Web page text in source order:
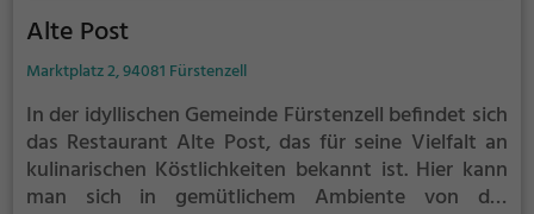
Alte Post
Marktplatz 2, 94081 Fürstenzell
In der idyllischen Gemeinde Fürstenzell befindet sich
das Restaurant Alte Post, das für seine Vielfalt an
kulinarischen Köstlichkeiten bekannt ist. Hier kann
man sich in gemütlichem Ambiente von der